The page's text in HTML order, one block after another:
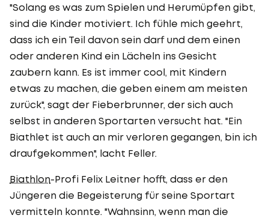
"Solang es was zum Spielen und Herumüpfen gibt,
sind die Kinder motiviert. Ich fühle mich geehrt,
dass ich ein Teil davon sein darf und dem einen
oder anderen Kind ein Lächeln ins Gesicht
zaubern kann. Es ist immer cool, mit Kindern
etwas zu machen, die geben einem am meisten
zurück", sagt der Fieberbrunner, der sich auch
selbst in anderen Sportarten versucht hat. "Ein
Biathlet ist auch an mir verloren gegangen, bin ich
draufgekommen", lacht Feller.
Biathlon-Profi Felix Leitner hofft, dass er den
Jüngeren die Begeisterung für seine Sportart
vermitteln konnte. "Wahnsinn, wenn man die